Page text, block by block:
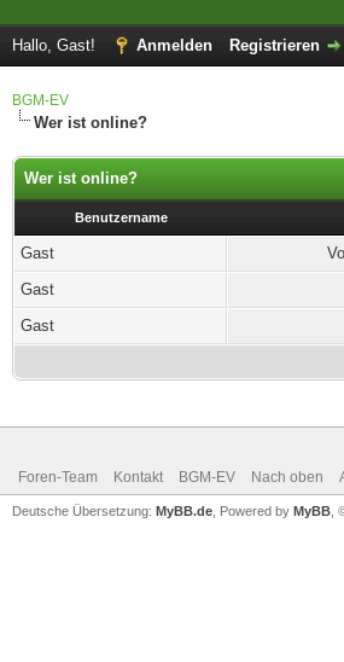
Hallo, Gast! Anmelden Registrieren
BGM-EV
Wer ist online?
Wer ist online?
Benutzername
Gast
Gast
Gast
Foren-Team Kontakt BGM-EV Nach oben
Deutsche Übersetzung: MyBB.de , Powered by MyBB ,